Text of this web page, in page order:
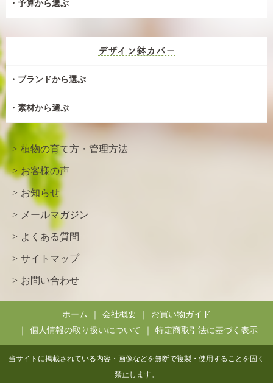
予算から選ぶ
デザイン鉢カバー
ブランドから選ぶ
素材から選ぶ
植物の育て方・管理方法
お客様の声
お知らせ
メールマガジン
よくある質問
サイトマップ
お問い合わせ
ホーム 会社概要
お買い物ガイド
個人情報の取り扱いについて
特定商取引法に基づく表示
当サイトに掲載されている内容・画像などを無断で複製・使用することを固く
禁止します。